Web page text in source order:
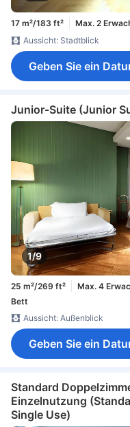
17 m²/183 ft² Max. 2
Aussicht: Stadtblick
Geben Sie ein
Junior-Suite (Junior
1/9
25 m²/269 ft² Max. 4
Bett
Aussicht: Außenblick
Geben Sie ein
Standard
Einzelnutzung
Single Use)